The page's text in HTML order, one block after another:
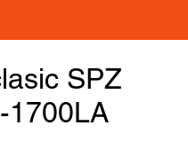
SPZ
1700LA